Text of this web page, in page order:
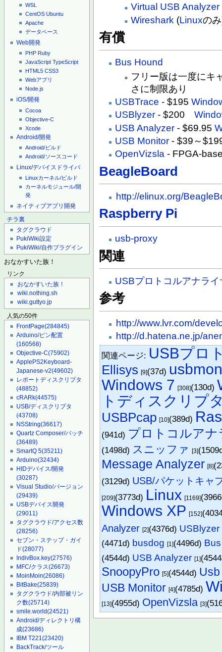
WSL
CentOS Ubuntu
Apache
データベース
Web開発
PHP Ruby
JavaScript TypeScript
HTML5 CSS3
Webアプリ
Node.js
iOS/開発
Cocoa
Objective-C
Xcode
Android/開発
Android/ビルド
Android/ソースコード
Linux/デバイスドライバ
Linuxカーネル/ビルド
カーネルモジュール/開
発
ネイティブアプリ開発
チラ裏
タグクラウド
PukiWiki設定
PukiWiki/自作プラグイン
おなかすいた族！
リンク
おなかすいた族！
wiki.nothing.sh
wiki.guttyo.jp
人気の50件
FrontPage(284845)
Arduino/ピン配置
(160568)
Objective-C(75902)
ApplePS2Keyboard-
Japanese-v2(49602)
レポートディスクリプタ
(48852)
cRARk(44575)
USB/ディスクリプタ
(43708)
NSString(36617)
Quartz Composer/パッチ
(36489)
SmartQ 5(35211)
Arduino(32434)
HIDデバイス/開発
(30287)
Visual Studio/バージョン
(29439)
USBデバイス開発
(29011)
タグクラウド/アクセス数
(28256)
セブン・ステップ・ガイ
ド(28077)
IndivBox.key(27576)
MFC/クラス(26673)
MoinMoin(26086)
BitBake(25839)
タグクラウド/内部被リン
ク数(25714)
smile.world(24521)
Android/ディレクトリ構
成(23686)
IBM T221(23420)
BackTrack/ツール
Virtual USB Analyzer
Wireshark (Linuxの
有償
Bus Hound
フリー版は一度にキ
さに制限あり
USBTrace - $195
USBlyzer - $200
USB Analyzer - $69.95
USB Monitor - $39～
OpenVizsla - FPGA-
BeagleBoard
http://elinux.org/
Raspberry Pi
usb-proxy
関連
USBプロトコルアナライ
参考
http://www.lvr.com/
http://d.hatena.ne.jp/
関連ページ: USBプロ
Ellisys [9](37d)
Windows 7 [308](130d)
トディスクリプ
USBPcap [10](389d)
(941d) プロトコルアナ
(1498d) スニッファ [3]
Message Analyzer [8]
(3129d) USB/パケットキャ
[209](3773d) Linux [1169]
Windows XP [152]
Analyzer [2](4376d) USBlyzer
(4471d) busdog [1](4496d)
(4544d) USB Analyzer [1]
SnoopyPro [5](4544d)
USB Monitor [4](4785d)
[13](4955d) OpenVizsla [3]